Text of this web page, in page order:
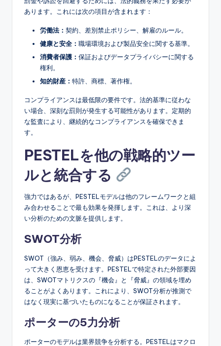
あります。これには次の項目が含まれます：
労働法： 契約、差別禁止ポリシー、解雇のルール。
健康と安全： 職場環境および製品安全に関する基準。
消費者保護： 保証およびデータプライバシーに関する
権利。
知的財産： 特許、商標、著作権。
コンプライアンスは最低限の要件です。法的基準に従わな
い場合、深刻な罰則が発生する可能性があります。定期的
な監査により、継続的なコンプライアンスを確保できま
す。
PESTELを他の戦略的ツー
ルと統合する
強力ではあるが、PESTELモデルは他のフレームワークと組
み合わせることで最も効果を発揮します。これは、より深
い分析のための文脈を提供します。
SWOT分析
SWOT（強み、弱み、機会、脅威）はPESTELのデータによ
って大きく恩恵を受けます。PESTELで特定された外部要因
は、SWOTマトリクスの『機会』と『脅威』の領域を埋め
ることがよくあります。これにより、SWOT分析が推測で
はなく現実に基づいたものになることが保証されます。
ポーターの5力分析
ポーターのモデルは業界競争を分析する。PESTELはマクロ